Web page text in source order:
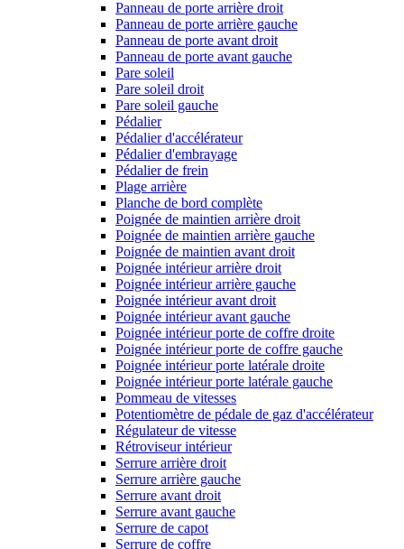
Panneau de porte arrière droit
Panneau de porte arrière gauche
Panneau de porte avant droit
Panneau de porte avant gauche
Pare soleil
Pare soleil droit
Pare soleil gauche
Pédalier
Pédalier d'accélérateur
Pédalier d'embrayage
Pédalier de frein
Plage arrière
Planche de bord complète
Poignée de maintien arrière droit
Poignée de maintien arrière gauche
Poignée de maintien avant droit
Poignée intérieur arrière droit
Poignée intérieur arrière gauche
Poignée intérieur avant droit
Poignée intérieur avant gauche
Poignée intérieur porte de coffre droite
Poignée intérieur porte de coffre gauche
Poignée intérieur porte latérale droite
Poignée intérieur porte latérale gauche
Pommeau de vitesses
Potentiomètre de pédale de gaz d'accélérateur
Régulateur de vitesse
Rétroviseur intérieur
Serrure arrière droit
Serrure arrière gauche
Serrure avant droit
Serrure avant gauche
Serrure de capot
Serrure de coffre